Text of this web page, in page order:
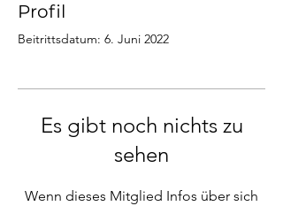
Profil
Beitrittsdatum: 6. Juni 2022
Es gibt noch nichts zu
sehen
Wenn dieses Mitglied Infos über sich